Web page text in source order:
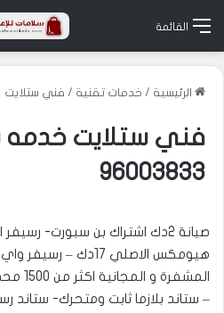
القائمة
الرئيسية / خدمات تقنية / فني ستلايت
فني ستلايت خدمه
96003833
هيومكس الاصلي 17دك